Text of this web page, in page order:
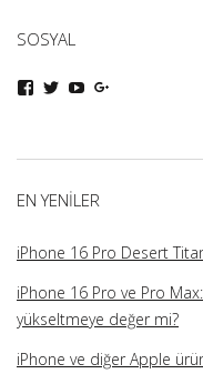
SOSYAL
iphoneturka
profilini
iphoneturka
profilini
iphoneturka
profiliniprofilini
EN YENILER
iPhone 16 Pro Desert
iPhone 16 Pro ve Pro
yükseltmeye değer mi?
iPhone ve diğer Apple